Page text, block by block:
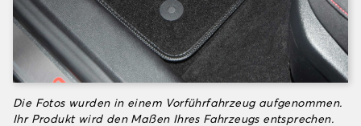
Die Fotos wurden in einem Vorführfahrzeug aufgenommen.
Ihr Produkt wird den Maßen Ihres Fahrzeugs entsprechen.